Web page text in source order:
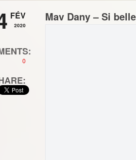
FÉV
2020
0
Mav Dany – Si